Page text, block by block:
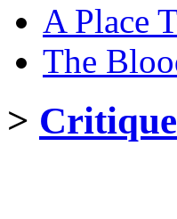
A Place
The
>